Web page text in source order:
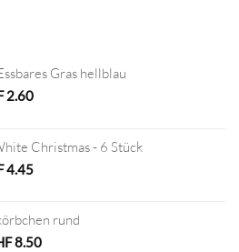
Gras hellblau
5.20
2.60Aktueller
CHF 2.60.
Christmas - 6 Stück
8.90
4.45Aktueller
CHF 4.45.
rund
8.50Aktueller